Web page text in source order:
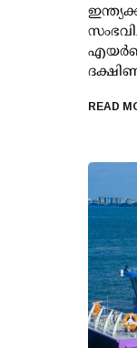
READ